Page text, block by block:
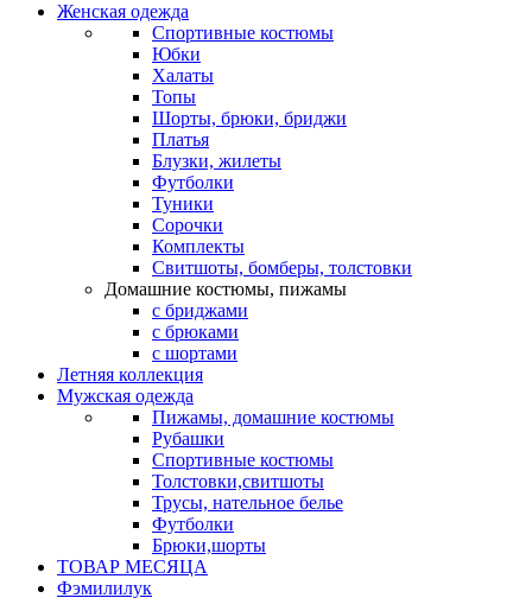
Женская одежда
Спортивные костюмы
Юбки
Халаты
Топы
Шорты, брюки, бриджи
Платья
Блузки, жилеты
Футболки
Туники
Сорочки
Комплекты
Свитшоты, бомберы, толстовки
Домашние костюмы, пижамы
с бриджами
с брюками
с шортами
Летняя коллекция
Мужская одежда
Пижамы, домашние костюмы
Рубашки
Спортивные костюмы
Толстовки,свитшоты
Трусы, нательное белье
Футболки
Брюки,шорты
ТОВАР МЕСЯЦА
Фэмилилук